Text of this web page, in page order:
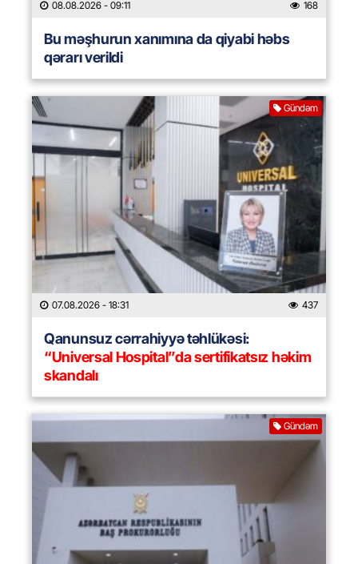
08.08.2026 - 09:11 168
Bu məşhurun xanımına da qiyabi həbs
qərarı verildi
Gündəm
07.08.2026 - 18:31 437
Qanunsuz cərrahiyyə təhlükəsi:
“Universal Hospital”da sertifikatsız həkim
skandalı
Gündəm